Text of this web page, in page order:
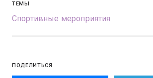
ТЕМЫ
Спортивные мероприятия
ПОДЕЛИТЬСЯ